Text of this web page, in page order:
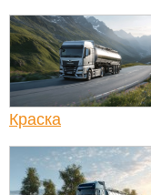
Краска